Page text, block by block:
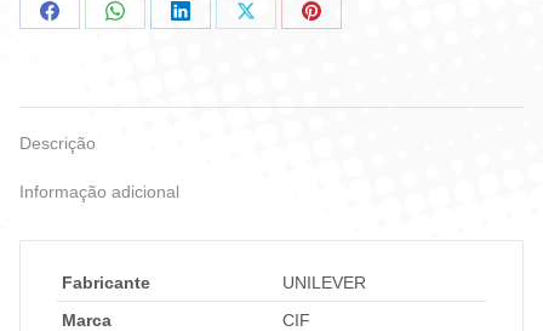
CompartilharCompartilharCompartilharCompartilharCompartilhar
Descrição
Informação adicional
Fabricante
UNILEVER
Marca
CIF